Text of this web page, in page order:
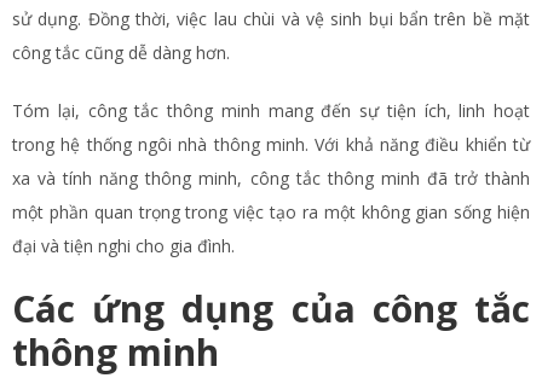
sử dụng. Đồng thời, việc lau chùi và vệ sinh bụi bẩn trên bề mặt
công tắc cũng dễ dàng hơn.
Tóm lại, công tắc thông minh mang đến sự tiện ích, linh hoạt
trong hệ thống ngôi nhà thông minh. Với khả năng điều khiển từ
xa và tính năng thông minh, công tắc thông minh đã trở thành
một phần quan trọng trong việc tạo ra một không gian sống hiện
đại và tiện nghi cho gia đình.
Các ứng dụng của công tắc
thông minh